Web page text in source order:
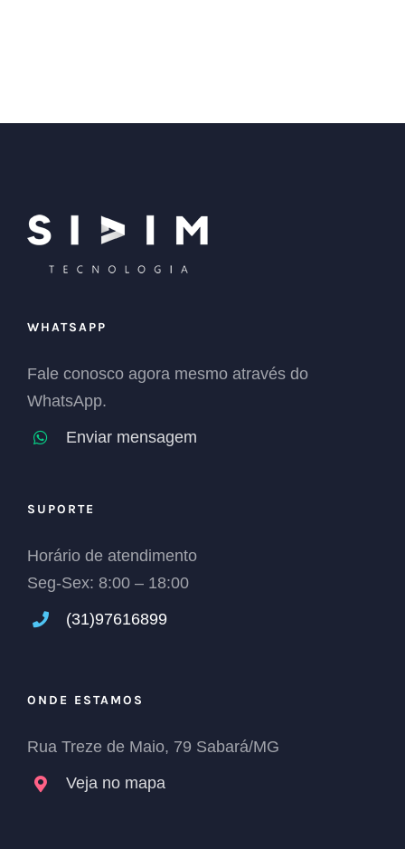
WHATSAPP
Fale conosco agora mesmo através do
WhatsApp.
Enviar mensagem
SUPORTE
Horário de atendimento
Seg-Sex: 8:00 – 18:00
(31)97616899
ONDE ESTAMOS
Rua Treze de Maio, 79 Sabará/MG
Veja no mapa